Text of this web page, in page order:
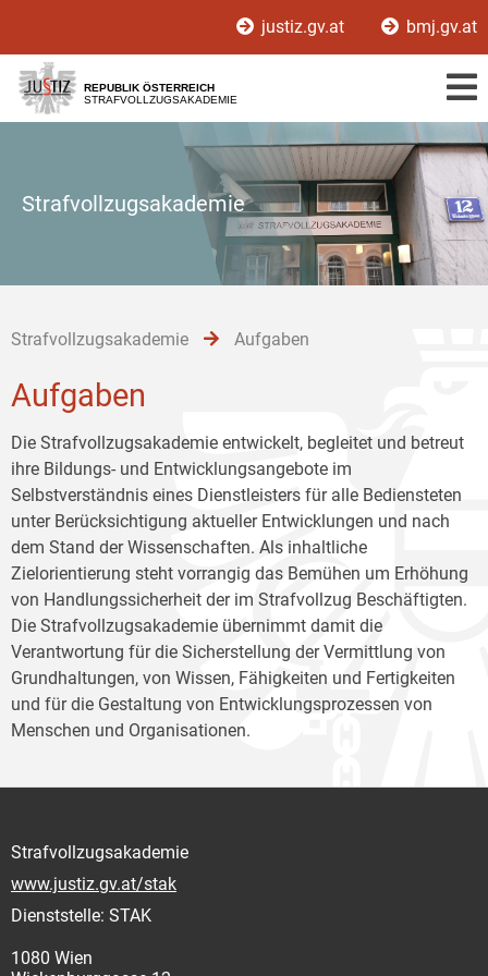
[1]
[2]
[3]
justiz.gv.at bmj.gv.at
REPUBLIK ÖSTERREICH
STRAFVOLLZUGSAKADEMIE
Strafvollzugsakademie
Strafvollzugsakademie Aufgaben
Aufgaben
Die Strafvollzugsakademie entwickelt, begleitet und betreut
ihre Bildungs- und Entwicklungsangebote im
Selbstverständnis eines Dienstleisters für alle Bediensteten
unter Berücksichtigung aktueller Entwicklungen und nach
dem Stand der Wissenschaften. Als inhaltliche
Zielorientierung steht vorrangig das Bemühen um Erhöhung
von Handlungssicherheit der im Strafvollzug Beschäftigten.
Die Strafvollzugsakademie übernimmt damit die
Verantwortung für die Sicherstellung der Vermittlung von
Grundhaltungen, von Wissen, Fähigkeiten und Fertigkeiten
und für die Gestaltung von Entwicklungsprozessen von
Menschen und Organisationen.
Strafvollzugsakademie
www.justiz.gv.at/stak
Dienststelle: STAK
1080 Wien